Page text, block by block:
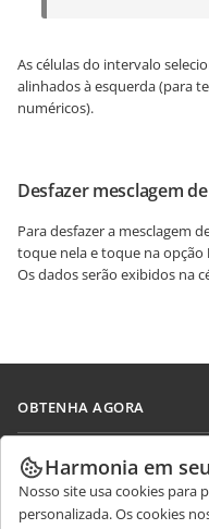
As células do intervalo
alinhados à esquerda (para
numéricos).
Desfazer mesclagem
Para desfazer a mesclagem
toque nela e toque na opção
Os dados serão exibidos na
OBTENHA AGORA
Docs
DocSpace
Workspace
COLABORAR
Para colaboradores
RECEBA NOTÍCIAS
Harmonia em
Nosso site usa cookies para
personalizada. Os cookies